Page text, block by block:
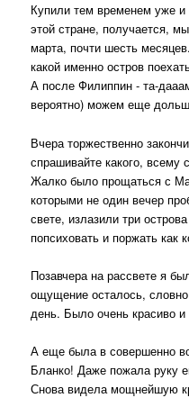
Купили тем временем уже
этой стране, получается,
марта, почти шесть
какой именно остров
А после Филиппин - та-
вероятно) можем еще
Вчера торжественно
спрашивайте какого,
Жалко было прощаться с
которыми не один вечер
свете, излазили три
попсиховать и поржать как
Позавчера на рассвете я
ощущение осталось,
день. Было очень красиво
А еще была в совершенно
Бланко! Даже пожала руку
Снова видела мощнейшую